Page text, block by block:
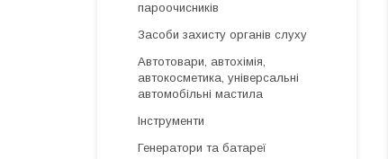
пароочисників
Засоби захисту органів слуху
Автотовари, автохімія,
автокосметика, універсальні
автомобільні мастила
Інструменти
Генератори та батареї